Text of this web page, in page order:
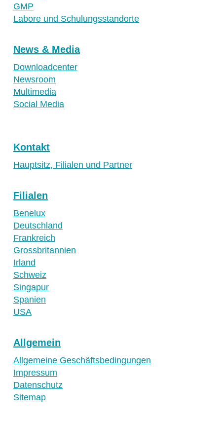
GMP
Labore und Schulungsstandorte
News & Media
Downloadcenter
Newsroom
Multimedia
Social Media
Kontakt
Hauptsitz, Filialen und Partner
Filialen
Benelux
Deutschland
Frankreich
Grossbritannien
Irland
Schweiz
Singapur
Spanien
USA
Allgemein
Allgemeine Geschäftsbedingungen
Impressum
Datenschutz
Sitemap